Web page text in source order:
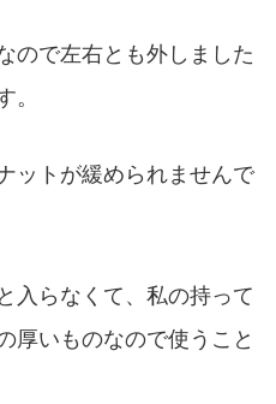
ので左右とも外しました
。
ットが緩められませんで
入らなくて、私の持って
厚いものなので使うこと